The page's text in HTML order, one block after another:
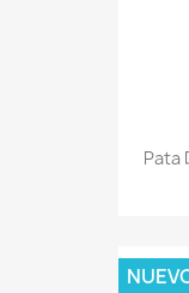
Pata